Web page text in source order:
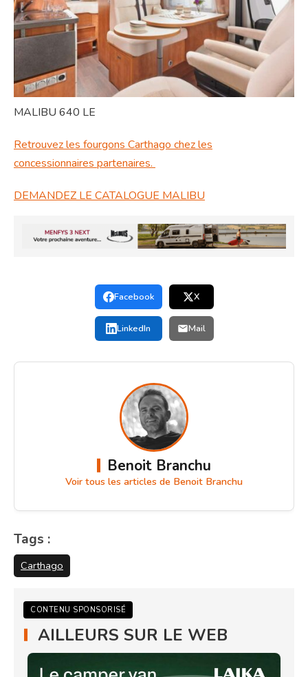
MALIBU 640 LE
Retrouvez les fourgons Carthago chez les
concessionnaires partenaires.
DEMANDEZ LE CATALOGUE MALIBU
Facebook X
LinkedIn Mail
Benoit Branchu
Voir tous les articles de Benoit Branchu
Tags :
Carthago
CONTENU SPONSORISÉ
AILLEURS SUR LE WEB